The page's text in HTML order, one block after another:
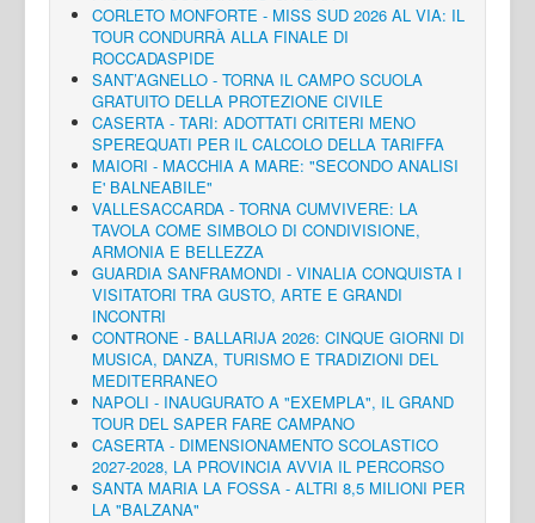
CORLETO MONFORTE - MISS SUD 2026 AL VIA: IL
TOUR CONDURRÀ ALLA FINALE DI
ROCCADASPIDE
SANT’AGNELLO - TORNA IL CAMPO SCUOLA
GRATUITO DELLA PROTEZIONE CIVILE
CASERTA - TARI: ADOTTATI CRITERI MENO
SPEREQUATI PER IL CALCOLO DELLA TARIFFA
MAIORI - MACCHIA A MARE: "SECONDO ANALISI
E' BALNEABILE"
VALLESACCARDA - TORNA CUMVIVERE: LA
TAVOLA COME SIMBOLO DI CONDIVISIONE,
ARMONIA E BELLEZZA
GUARDIA SANFRAMONDI - VINALIA CONQUISTA I
VISITATORI TRA GUSTO, ARTE E GRANDI
INCONTRI
CONTRONE - BALLARIJA 2026: CINQUE GIORNI DI
MUSICA, DANZA, TURISMO E TRADIZIONI DEL
MEDITERRANEO
NAPOLI - INAUGURATO A "EXEMPLA", IL GRAND
TOUR DEL SAPER FARE CAMPANO
CASERTA - DIMENSIONAMENTO SCOLASTICO
2027-2028, LA PROVINCIA AVVIA IL PERCORSO
SANTA MARIA LA FOSSA - ALTRI 8,5 MILIONI PER
LA "BALZANA"